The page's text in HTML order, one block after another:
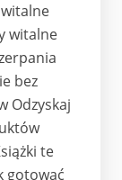
witalne
witalne
bez
Odzyskaj
te
gotować